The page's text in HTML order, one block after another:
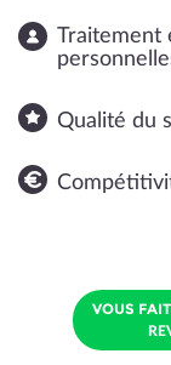
Traitement
Qualité du
VOUS